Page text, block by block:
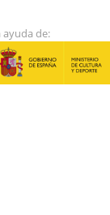
ayuda de: